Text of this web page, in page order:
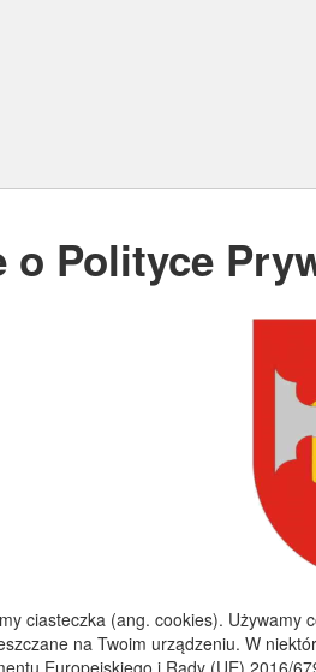
o Polityce
ciasteczka (ang. cookies).
na Twoim urządzeniu. W
Europejskiego i Rady (UE) 2016/